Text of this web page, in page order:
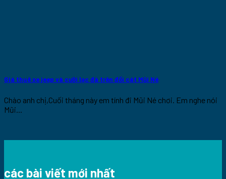
Giá thuê xe jeep và cưỡi lạc đà trên đồi cát Mũi Né
Chào anh chị,Cuối tháng này em tính đi Mũi Né chơi. Em nghe nói
Mũi...
các bài viết mới nhất